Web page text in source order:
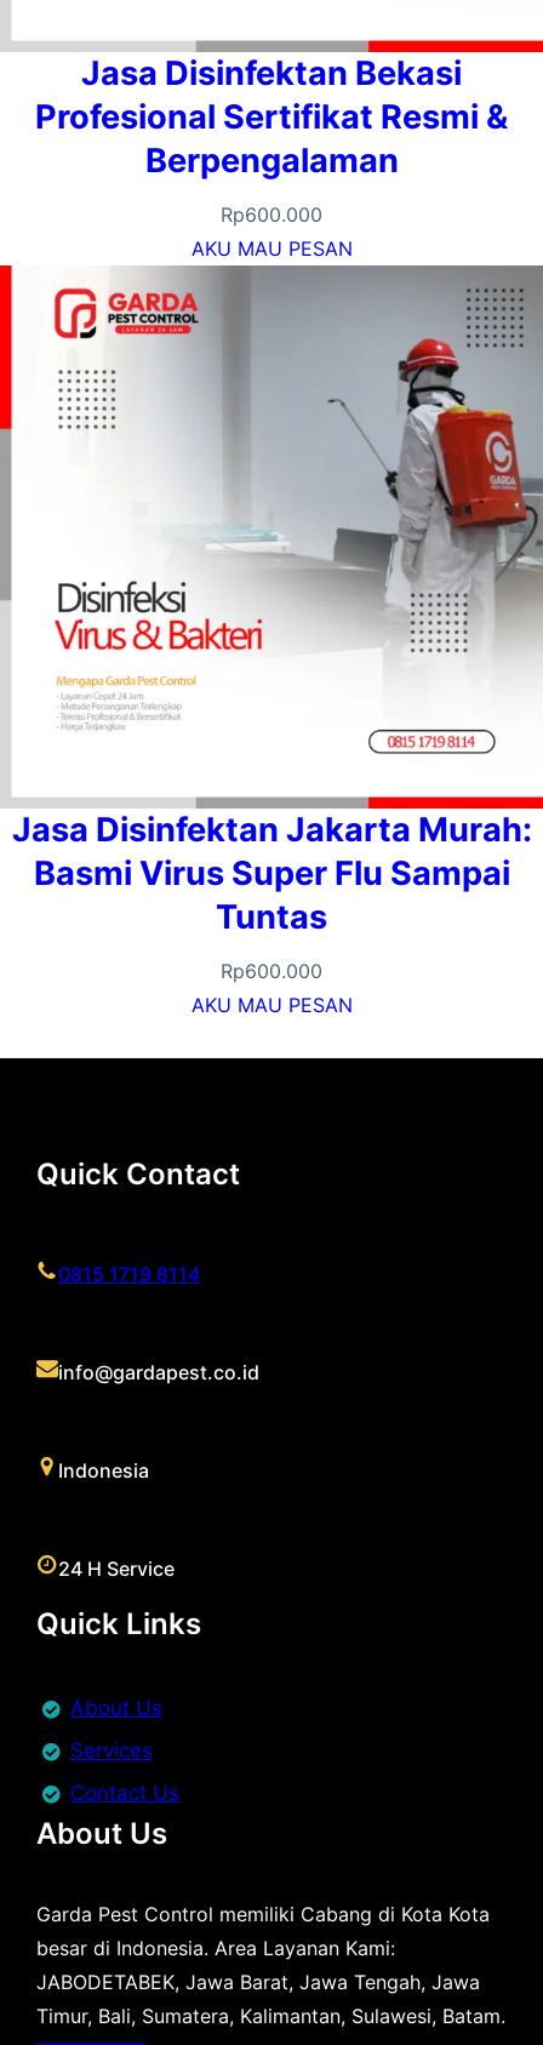
Jasa Disinfektan Bekasi
Profesional Sertifikat Resmi &
Berpengalaman
Rp600.000
AKU MAU PESAN
Jasa Disinfektan Jakarta Murah:
Basmi Virus Super Flu Sampai
Tuntas
Rp600.000
AKU MAU PESAN
Quick Contact
0815 1719 8114
info@gardapest.co.id
Indonesia
24 H Service
Quick Links
About Us
Services
Contact Us
About Us
Garda Pest Control memiliki Cabang di Kota Kota
besar di Indonesia. Area Layanan Kami:
JABODETABEK, Jawa Barat, Jawa Tengah, Jawa
Timur, Bali, Sumatera, Kalimantan, Sulawesi, Batam.